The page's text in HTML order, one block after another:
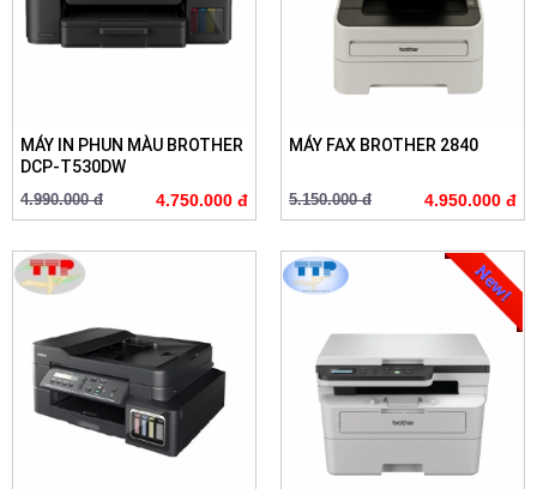
MÁY IN PHUN MÀU BROTHER
DCP-T530DW
4.990.000 đ 4.750.000 đ
MÁY FAX BROTHER 2840
5.150.000 đ 4.950.000 đ